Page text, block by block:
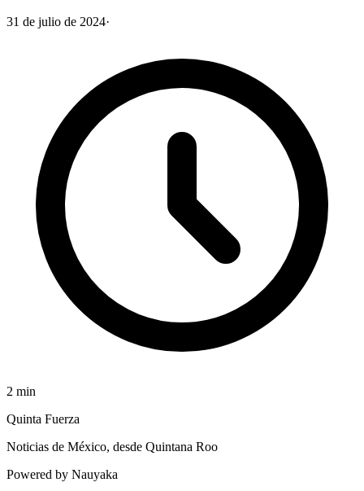
31 de julio de 2024·
2 min
Quinta Fuerza
Noticias de México, desde Quintana Roo
Powered by Nauyaka